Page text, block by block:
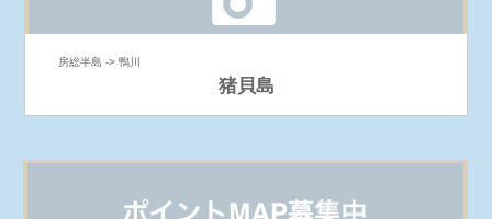
房総半島 -> 鴨川
猪貝島